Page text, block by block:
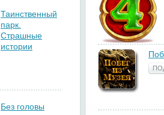
Таинственный
парк.
Страшные
истории
Без головы